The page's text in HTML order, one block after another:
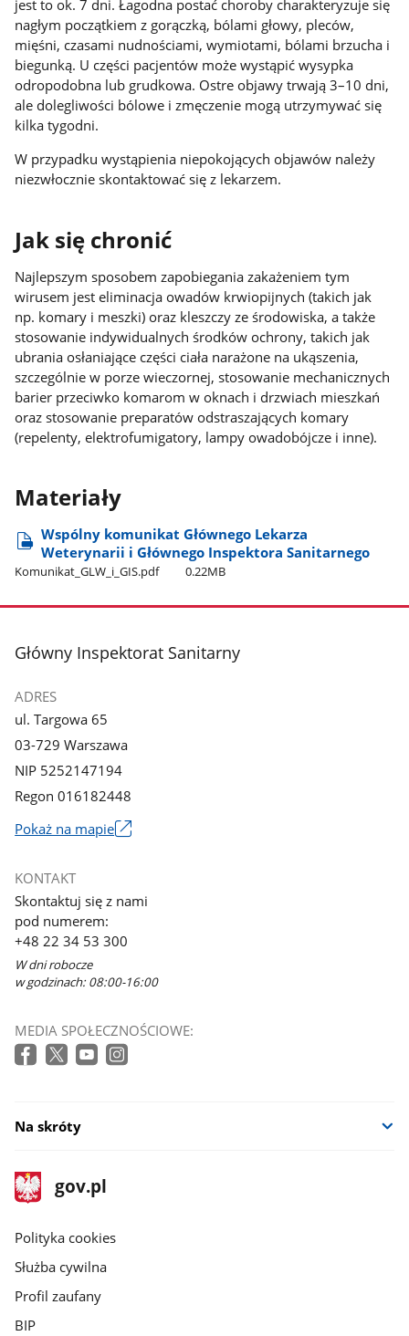
jest to ok. 7 dni. Łagodna postać choroby charakteryzuje się
nagłym początkiem z gorączką, bólami głowy, pleców,
mięśni, czasami nudnościami, wymiotami, bólami brzucha i
biegunką. U części pacjentów może wystąpić wysypka
odropodobna lub grudkowa. Ostre objawy trwają 3–10 dni,
ale dolegliwości bólowe i zmęczenie mogą utrzymywać się
kilka tygodni.
W przypadku wystąpienia niepokojących objawów należy
niezwłocznie skontaktować się z lekarzem.
Jak się chronić
Najlepszym sposobem zapobiegania zakażeniem tym
wirusem jest eliminacja owadów krwiopijnych (takich jak
np. komary i meszki) oraz kleszczy ze środowiska, a także
stosowanie indywidualnych środków ochrony, takich jak
ubrania osłaniające części ciała narażone na ukąszenia,
szczególnie w porze wieczornej, stosowanie mechanicznych
barier przeciwko komarom w oknach i drzwiach mieszkań
oraz stosowanie preparatów odstraszających komary
(repelenty, elektrofumigatory, lampy owadobójcze i inne).
Materiały
Wspólny komunikat Głównego Lekarza
Weterynarii i Głównego Inspektora Sanitarnego
Komunikat​_GLW​_i​_GIS.pdf 0.22MB
stopka
Główny Inspektorat Sanitarny
ADRES
ul. Targowa 65
03-729 Warszawa
NIP 5252147194
Regon 016182448
Pokaż na mapie
się
w
nowym
oknie
KONTAKT
Skontaktuj się z nami
pod numerem:
+48 22 34 53 300
W dni robocze
w godzinach: 08:00-16:00
MEDIA SPOŁECZNOŚCIOWE:
Na skróty
stopka
gov.pl
Strona
gov.pl
gov.pl
Polityka cookies
Służba cywilna
Profil zaufany
BIP